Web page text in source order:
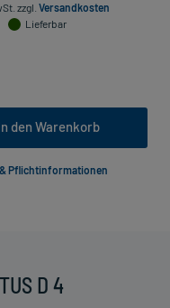
D 4
zzgl. Versandkosten
Lieferbar
den Warenkorb
Pflichtinformationen